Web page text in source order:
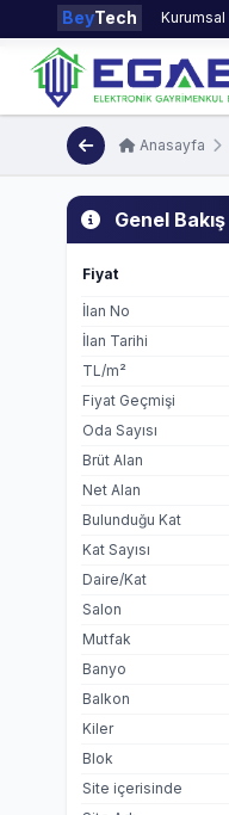
BeyTech Kurumsal
Anasayfa
Genel Bakış
Fiyat
İlan No
İlan Tarihi
TL/m²
Fiyat Geçmişi
Oda Sayısı
Brüt Alan
Net Alan
Bulunduğu Kat
Kat Sayısı
Daire/Kat
Salon
Mutfak
Banyo
Balkon
Kiler
Blok
Site içerisinde